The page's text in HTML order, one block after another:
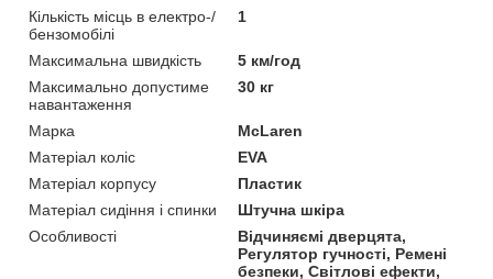
Кількість місць в електро-/
бензомобілі
1
Максимальна швидкість
5 км/год
Максимально допустиме
навантаження
30 кг
Марка
McLaren
Матеріал коліс
EVA
Матеріал корпусу
Пластик
Матеріал сидіння і спинки
Штучна шкіра
Особливості
Відчиняємі дверцята,
Регулятор гучності, Ремені
безпеки, Світлові ефекти,